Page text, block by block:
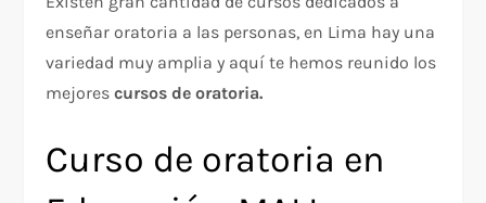
enseñar oratoria a las personas, en Lima hay una
variedad muy amplia y aquí te hemos reunido los
mejorescursos de oratoria.
Curso de oratoria en